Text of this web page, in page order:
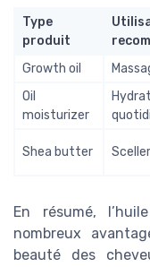
Type
produit
Growth oil
Oil
moisturizer
Shea butter
En résumé,
nombreux
beauté des